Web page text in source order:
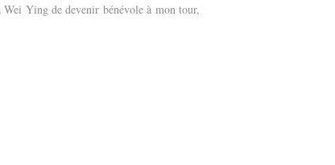
Wei Ying de devenir bénévole à mon tour,